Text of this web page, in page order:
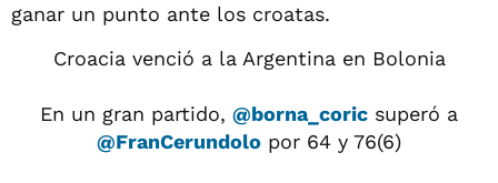
ganar un punto ante los croatas.
Croacia venció a la Argentina en Bolonia
En un gran partido, @borna_coric superó a
@FranCerundolo por 64 y 76(6)